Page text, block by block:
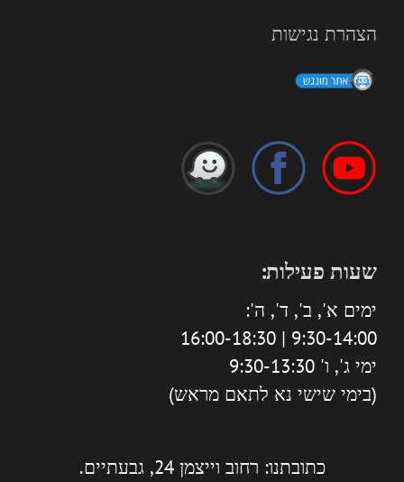
הצהרת נגישות
שעות פעילות:
ימים א', ב', ד', ה':
9:30-14:00 | 16:00-18:30
ימי ג', ו' 9:30-13:30
(בימי שישי נא לתאם מראש)
כתובתנו: רחוב וייצמן 24, גבעתיים.